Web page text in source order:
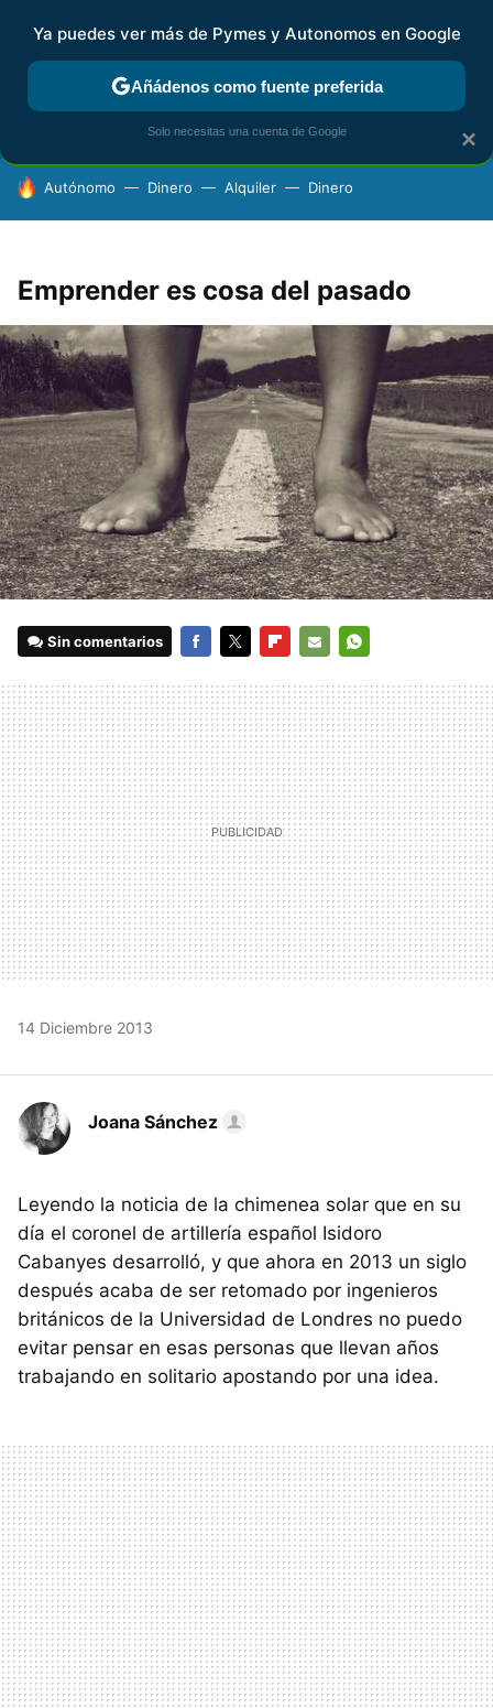
FISCALIDAD Y CONTABILIDAD KIT DIGITAL RENTA
HOY SE HABLA DE
Autónomo Dinero Alquiler Dinero
Emprender es cosa del pasado
Sin comentarios
MAIL
14 Diciembre 2013
Joana Sánchez
Leyendo la noticia de la chimenea solar que en su
día el coronel de artillería español Isidoro
Cabanyes desarrolló, y que ahora en 2013 un siglo
después acaba de ser retomado por ingenieros
británicos de la Universidad de Londres no puedo
evitar pensar en esas personas que llevan años
trabajando en solitario apostando por una idea.
×
Ya puedes ver más de Pymes y Autonomos en Google
Añádenos como fuente preferida
Solo necesitas una cuenta de Google